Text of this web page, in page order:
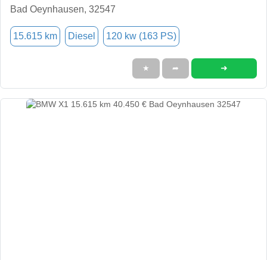
Bad Oeynhausen, 32547
15.615 km Diesel 120 kw (163 PS)
★ ➦ ➜